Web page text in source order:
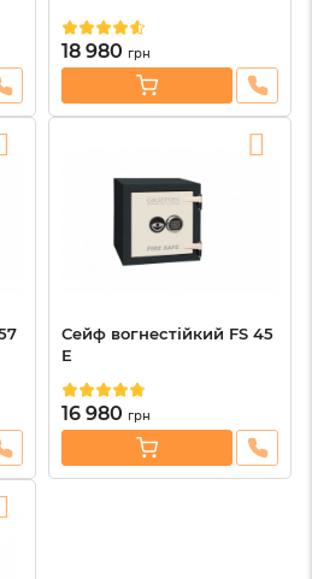
18 980 грн
Сейф вогнестійкий FS 45
E
16 980 грн